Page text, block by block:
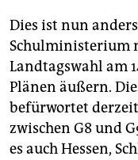
Dies ist nun
Schulministerium
Landtagswahl am
Plänen äußern.
befürwortet
zwischen G8 und
es auch Hessen,